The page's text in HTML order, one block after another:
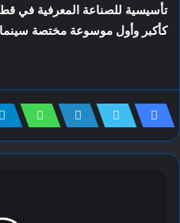
تأسيسية للصناعة المعرفية في
كأكبر وأول موسوعة مختصة